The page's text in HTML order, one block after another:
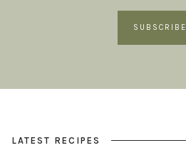
SUBSCRIBE
LATEST RECIPES